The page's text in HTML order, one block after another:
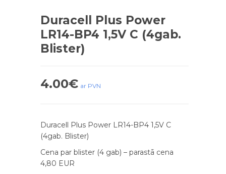
Duracell Plus Power
LR14-BP4 1,5V C (4gab.
Blister)
4.00€ ar PVN
Duracell Plus Power LR14-BP4 1,5V C
(4gab. Blister)
Cena par blister (4 gab) – parastā cena
4,80 EUR